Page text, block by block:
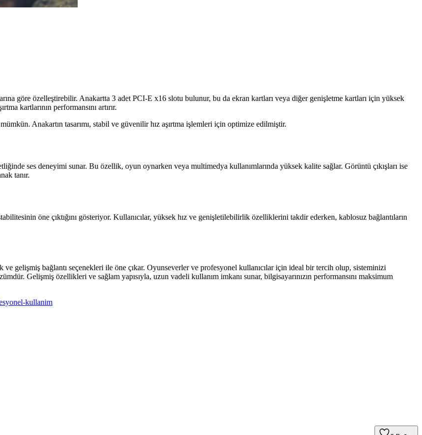
göre özelleştirebilir. Anakartta 3 adet PCI-E x16 slotu bulunur, bu da ekran kartları veya diğer genişletme kartları için yüksek
kartlarının performansını artırır.
Anakartın tasarımı, stabil ve güvenilir hız aşırtma işlemleri için optimize edilmiştir.
ses deneyimi sunar. Bu özellik, oyun oynarken veya multimedya kullanımlarında yüksek kalite sağlar. Görüntü çıkışları ise
tanır.
öne çıktığını gösteriyor. Kullanıcılar, yüksek hız ve genişletilebilirlik özelliklerini takdir ederken, kablosuz bağlantıların
gelişmiş bağlantı seçenekleri ile öne çıkar. Oyunseverler ve profesyonel kullanıcılar için ideal bir tercih olup, sisteminizi
Gelişmiş özellikleri ve sağlam yapısıyla, uzun vadeli kullanım imkanı sunar, bilgisayarınızın performansını maksimum
kullanim